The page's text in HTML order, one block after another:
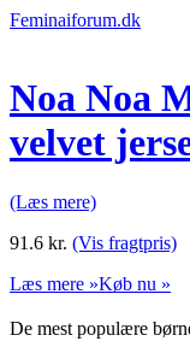
Feminaiforum.dk
Noa Noa
velvet
(Læs mere)
91.6 kr. (Vis fragtpris)
Læs mere »Køb nu »
De mest populære